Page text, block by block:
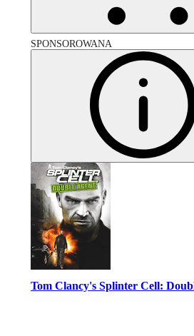
SPONSOROWANA
Tom Clancy's Splinter Cell: